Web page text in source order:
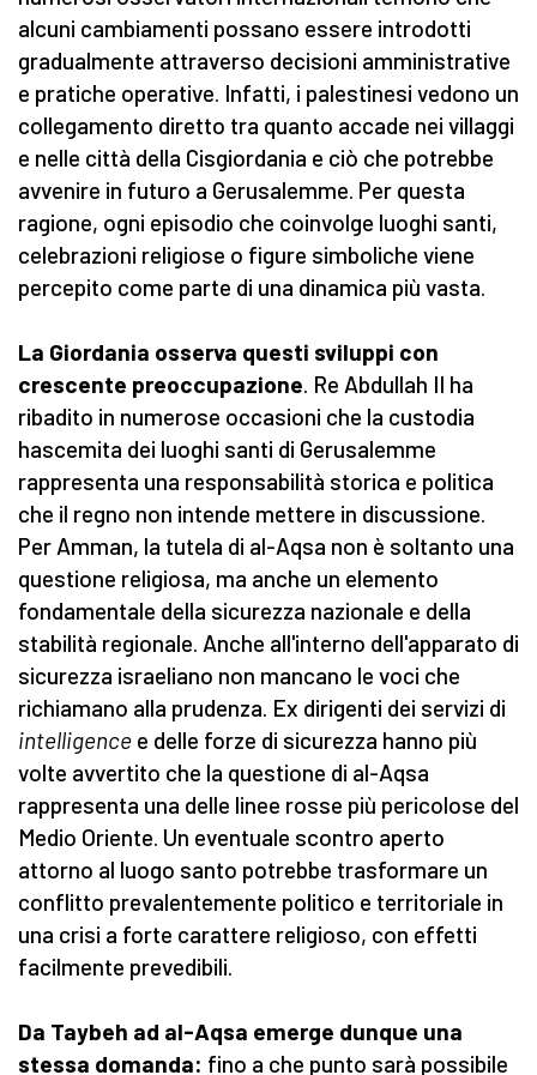
alcuni cambiamenti possano essere introdotti
gradualmente attraverso decisioni amministrative
e pratiche operative. Infatti, i palestinesi vedono un
collegamento diretto tra quanto accade nei villaggi
e nelle città della Cisgiordania e ciò che potrebbe
avvenire in futuro a Gerusalemme. Per questa
ragione, ogni episodio che coinvolge luoghi santi,
celebrazioni religiose o figure simboliche viene
percepito come parte di una dinamica più vasta.
La Giordania osserva questi sviluppi con
crescente preoccupazione. Re Abdullah II ha
ribadito in numerose occasioni che la custodia
hascemita dei luoghi santi di Gerusalemme
rappresenta una responsabilità storica e politica
che il regno non intende mettere in discussione.
Per Amman, la tutela di al-Aqsa non è soltanto una
questione religiosa, ma anche un elemento
fondamentale della sicurezza nazionale e della
stabilità regionale. Anche all'interno dell'apparato di
sicurezza israeliano non mancano le voci che
richiamano alla prudenza. Ex dirigenti dei servizi di
intelligence e delle forze di sicurezza hanno più
volte avvertito che la questione di al-Aqsa
rappresenta una delle linee rosse più pericolose del
Medio Oriente. Un eventuale scontro aperto
attorno al luogo santo potrebbe trasformare un
conflitto prevalentemente politico e territoriale in
una crisi a forte carattere religioso, con effetti
facilmente prevedibili.
Da Taybeh ad al-Aqsa emerge dunque una
stessa domanda: fino a che punto sarà possibile